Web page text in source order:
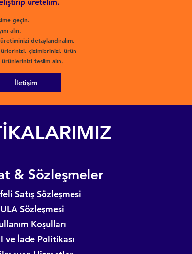
geçin.
alın.
detaylandıralım.
çizimlerinizi, ürün
ürünlerinizi teslim alın.
üretelim.
İletişim
& Sözleşmeler
Satış Sözleşmesi
Sözleşmesi
Koşulları
ve İade Politikası